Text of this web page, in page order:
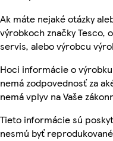
Ak máte nejaké otázky
výrobkoch značky Tesco,
servis, alebo výrobcu
Hoci informácie o
nemá zodpovednosť za
nemá vplyv na Vaše
Tieto informácie sú
nesmú byť